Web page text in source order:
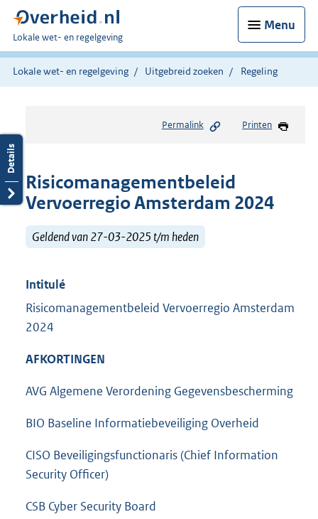
Menu
U
bent
hier:
Lokale wet- en regelgeving
Lokale wet- en regelgeving Uitgebreid zoeken Regeling
Permalink Printen
Risicomanagementbeleid
Vervoerregio Amsterdam 2024
Geldend van 27-03-2025 t/m heden
Intitulé
Risicomanagementbeleid Vervoerregio Amsterdam
2024
AFKORTINGEN
AVG Algemene Verordening Gegevensbescherming
BIO Baseline Informatiebeveiliging Overheid
CISO Beveiligingsfunctionaris (Chief Information
Security Officer)
CSB Cyber Security Board